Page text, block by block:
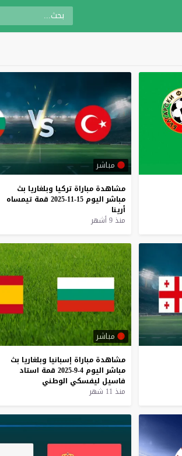
مباشر
مشاهدة مباراة تركيا وبلغاريا بث
مباشر اليوم 15-11-2025 قمة تيمساه
أرينا
منذ 9 أشهر
مباشر
مشاهدة مباراة إسبانيا وبلغاريا بث
مباشر اليوم 4-9-2025 قمة استاد
فاسيل ليفسكي الوطني
منذ 11 شهر